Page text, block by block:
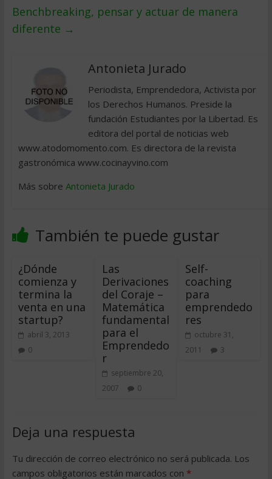
Benchbreaking, pensar y actuar de manera
diferente →
Antonieta Jurado
Periodista, Emprendedora, Activista por
los Derechos Humanos. Preside la
fundación Estudiantes por la Libertad. Es
editora del portal de noticias web
www.atodomomento.com. Es directora de la revista
gastronómica www.cocinayvino.com
Más sobre Antonieta Jurado
También te puede gustar
¿Dónde
comienza y
termina la
venta en una
startup?
abril 3, 2013
0
Las
Derivaciones
del Coraje –
Matemática
fundamental
para el
Emprendedo
r
septiembre 20,
2007
0
Self-
coaching
para
emprendedo
res
octubre 31,
2011
3
Deja una respuesta
Tu dirección de correo electrónico no será publicada. Los
campos obligatorios están marcados con *